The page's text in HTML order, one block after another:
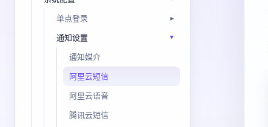
单点登录
通知设置
通知媒介
阿里云短信
阿里云语音
腾讯云短信